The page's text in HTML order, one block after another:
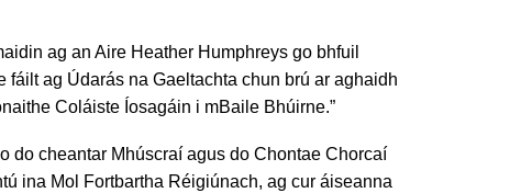
ag an Aire Heather Humphreys go bhfuil
ag Údarás na Gaeltachta chun brú ar aghaidh
Coláiste Íosagáin i mBaile Bhúirne.”
do cheantar Mhúscraí agus do Chontae Chorcaí
ina Mol Fortbartha Réigiúnach, ag cur áiseanna